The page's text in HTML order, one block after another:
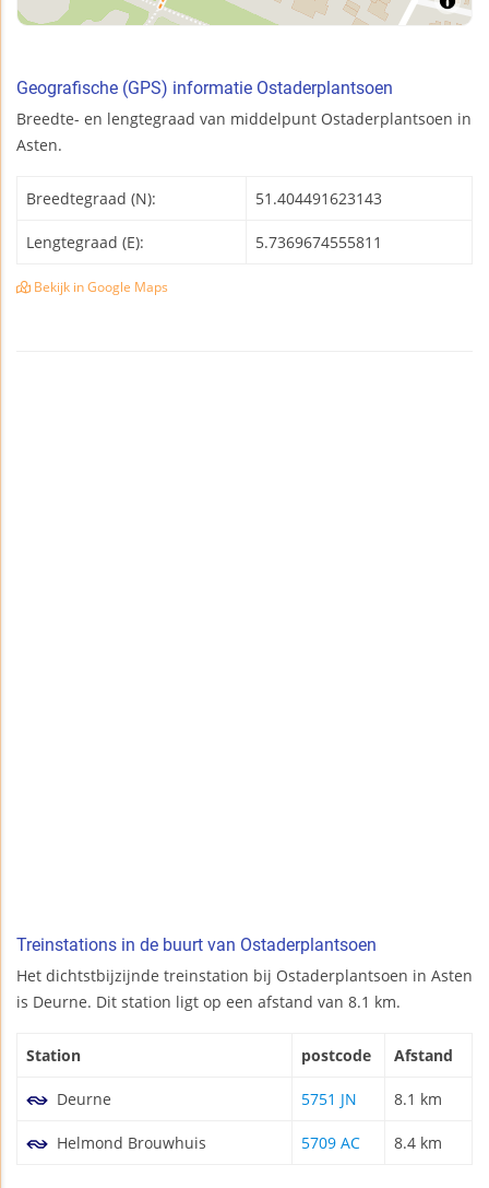
Geografische (GPS) informatie Ostaderplantsoen
Breedte- en lengtegraad van middelpunt Ostaderplantsoen in
Asten.
Breedtegraad (N): 51.404491623143
Lengtegraad (E): 5.7369674555811
Bekijk in Google Maps
Treinstations in de buurt van Ostaderplantsoen
Het dichtstbijzijnde treinstation bij Ostaderplantsoen in Asten
is Deurne. Dit station ligt op een afstand van 8.1 km.
Station postcode Afstand
Deurne 5751 JN 8.1 km
Helmond Brouwhuis 5709 AC 8.4 km